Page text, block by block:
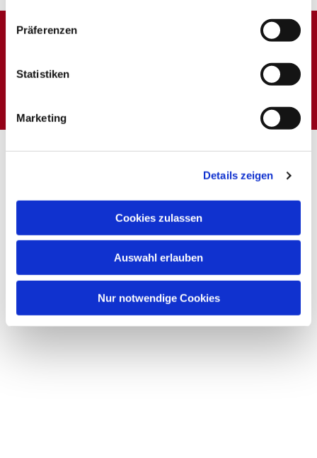
Präferenzen
Statistiken
Marketing
Details zeigen
Cookies zulassen
Auswahl erlauben
Nur notwendige Cookies